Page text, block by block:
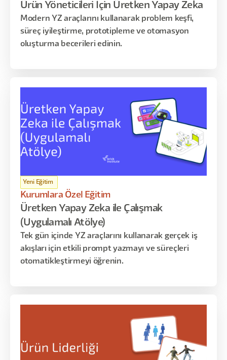
Ürün Yöneticileri İçin Üretken Yapay Zeka
Modern YZ araçlarını kullanarak problem keşfi,
süreç iyileştirme, prototipleme ve otomasyon
oluşturma becerileri edinin.
Yeni Eğitim
Kurumlara Özel Eğitim
Üretken Yapay Zeka ile Çalışmak
(Uygulamalı Atölye)
Tek gün içinde YZ araçlarını kullanarak gerçek iş
akışları için etkili prompt yazmayı ve süreçleri
otomatikleştirmeyi öğrenin.